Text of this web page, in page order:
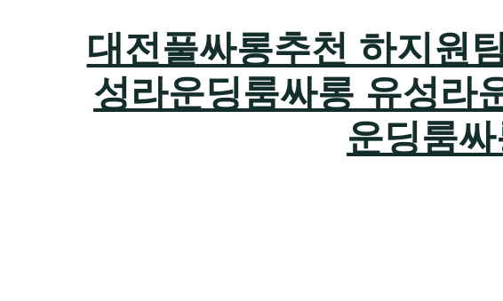
대전풀싸롱추천 하지원
성라운딩룸싸롱 유성라
운딩룸